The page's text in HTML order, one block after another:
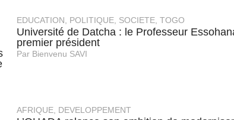
EDUCATION POLITIQUE SOCIETE TOGO
Université de Datcha : le Professeur
premier président
Par Bienvenu SAVI
AFRIQUE DEVELOPPEMENT